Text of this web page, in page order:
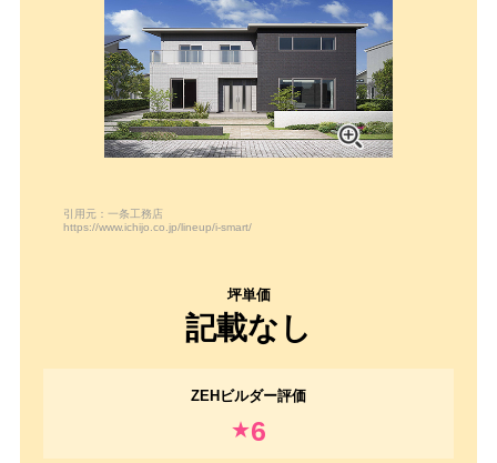
引用元：一条工務店
https://www.ichijo.co.jp/lineup/i-smart/
記載なし
★6